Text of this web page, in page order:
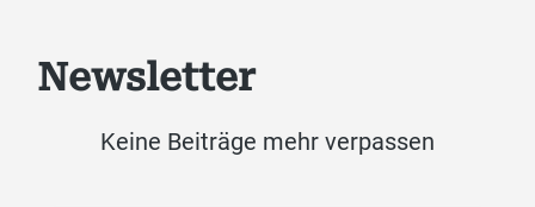
Newsletter
Keine Beiträge mehr verpassen